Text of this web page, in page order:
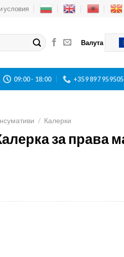
условия
Валута
09:00 - 18:00 +359 897
/ Калерки
за права